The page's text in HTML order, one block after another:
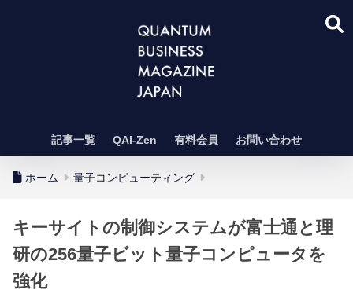
記事一覧 QAI-Zen 有料会員 お問い合わせ
ホーム 量子コンピューティング
キーサイトの制御システムが富士通と理
研の256量子ビット量子コンピュータを
強化